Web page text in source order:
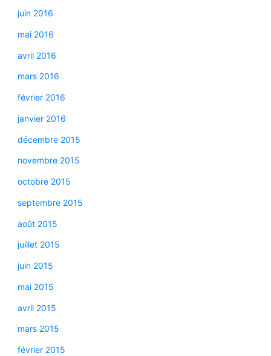
juin 2016
mai 2016
avril 2016
mars 2016
février 2016
janvier 2016
décembre 2015
novembre 2015
octobre 2015
septembre 2015
août 2015
juillet 2015
juin 2015
mai 2015
avril 2015
mars 2015
février 2015